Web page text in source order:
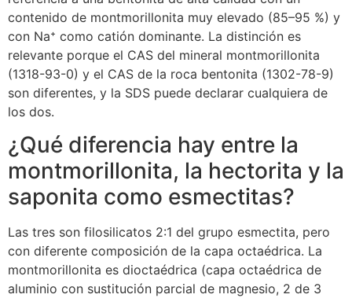
contenido de montmorillonita muy elevado (85–95 %) y
con Na⁺ como catión dominante. La distinción es
relevante porque el CAS del mineral montmorillonita
(1318-93-0) y el CAS de la roca bentonita (1302-78-9)
son diferentes, y la SDS puede declarar cualquiera de
los dos.
¿Qué diferencia hay entre la
montmorillonita, la hectorita y la
saponita como esmectitas?
Las tres son filosilicatos 2:1 del grupo esmectita, pero
con diferente composición de la capa octaédrica. La
montmorillonita es dioctaédrica (capa octaédrica de
aluminio con sustitución parcial de magnesio, 2 de 3